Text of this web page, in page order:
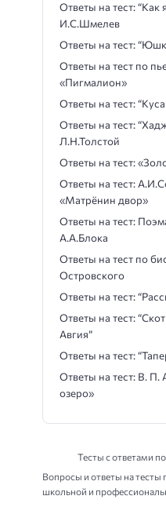
Ответы на тест: “Как
И.С.Шмелев
Ответы на тест:
Ответы на тест по
«Пигмалион»
Ответы на тест:
Ответы на тест:
Л.Н.Толстой
Ответы на тест:
Ответы на тест:
«Матрёнин двор»
Ответы на тест:
А.А.Блока
Ответы на тест по
Островского
Ответы на тест:
Ответы на тест:
Авгия”
Ответы на тест:
Ответы на тест: В. П.
озеро»
Тесты с ответами
Вопросы и ответы на тесты
школьной и